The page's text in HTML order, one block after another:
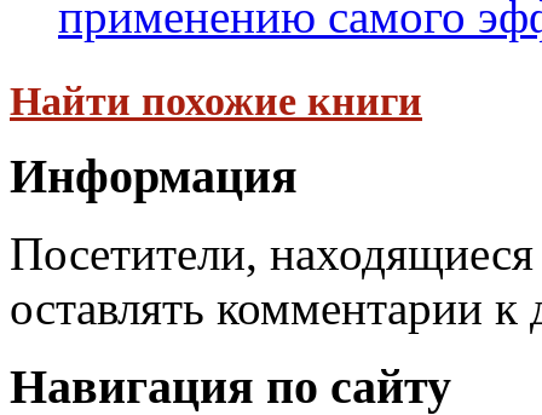
применению самого
Найти похожие книги
Информация
Посетители,
оставлять комментарии к
Навигация по сайту